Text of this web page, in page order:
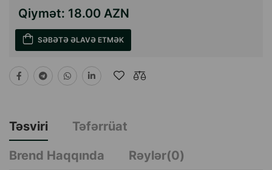
Qiymət: 18.00 AZN
SƏBƏTƏ ƏLAVƏ ETMƏK
Təsviri
Təfərrüat
Brend Haqqında
Rəylər(0)